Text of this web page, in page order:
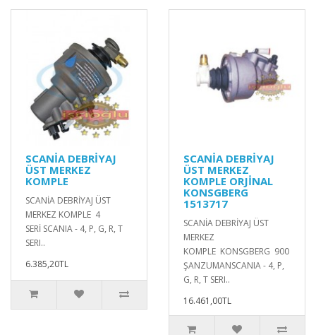
SCANİA DEBRİYAJ
ÜST MERKEZ
KOMPLE
SCANİA DEBRİYAJ ÜST
MERKEZ KOMPLE 4
SERİ SCANIA - 4, P, G, R, T
SERI..
6.385,20TL
SCANİA DEBRİYAJ
ÜST MERKEZ
KOMPLE ORJİNAL
KONSGBERG
1513717
SCANİA DEBRİYAJ ÜST
MERKEZ
KOMPLE KONSGBERG 900
ŞANZUMANSCANIA - 4, P,
G, R, T SERI..
16.461,00TL